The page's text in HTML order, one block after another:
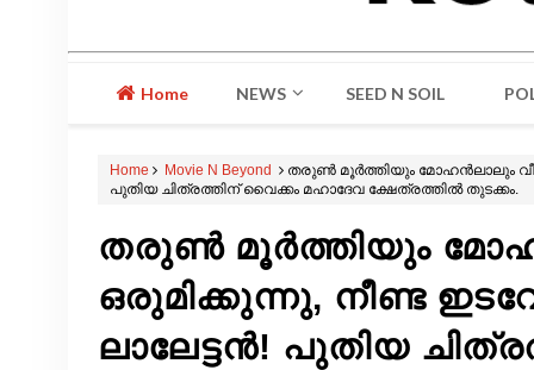
Home NEWS SEED N SOIL
Home Movie N Beyond
തരുൺ മൂർത്തിയും മോഹൻലാലും
പുതിയ ചിത്രത്തിന് വൈക്കം മഹാദേവ ക്ഷേത്രത്തിൽ തുടക്കം.
തരുൺ മൂർത്തിയും
ഒരുമിക്കുന്നു, നീണ്ട
ലാലേട്ടൻ! പുതിയ